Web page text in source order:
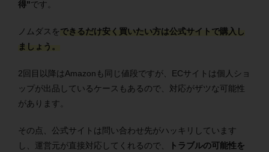
得"です。
ノムダスをできるだけ安く買いたい方は公式サイトで購入し
ましょう。
2回目以降はAmazonも同じ値段ですが、ECサイトは個人ショ
ップが出品しているケースもあるので、対応がザツな可能性
があります。
その点、公式サイトは問い合わせ先がハッキリしています
し、運営元が直接対応してくれるので、
トラブルの可能性を